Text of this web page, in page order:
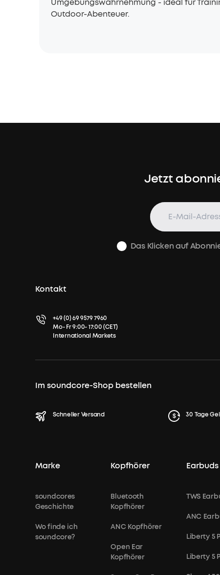
Outdoor-Abenteuer.
Jetzt
Das Klicken auf
Kontakt
+49 (0) 69 9579 7960
Mo- Fr 9:00- 17:00 (CET)
International Markets
Im soundcore-Shop bestellen
Schneller Versand 30 Tage
Marke
soundcores
Geschichte
Wo finde ich
soundcore?
Kopfhörer
Bluetooth
Kopfhörer
ANC Kopfhörer
Open Ear
Kopfhörer
Earbuds
TWS
ANC
Liberty 5
Liberty 5